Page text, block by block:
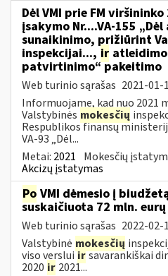
Dėl VMI prie FM
įsakymo Nr....VA-155
sunaikinimo, prižiūrint
inspekcijai..., ir
patvirtinimo“ pakeitimo
Web turinio sąrašas 2021-01-
Informuojame, kad nuo 2021
Valstybinės mokesčių
Respublikos finansų
VA-93 „Dėl...
Metai: 2021 Mokesčių
Akcizų įstatymas
Po VMI dėmesio į
suskaičiuota 72 mln. eurų
Web turinio sąrašas 2022-02-
Valstybinė mokesčių
viso versluiirsavarankiškai
2020 ir 2021...